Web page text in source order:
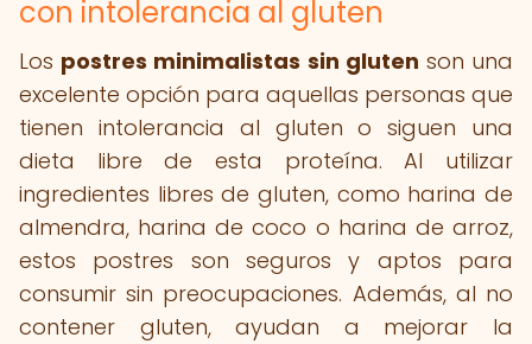
con intolerancia al gluten
Los postres minimalistas sin gluten son una
excelente opción para aquellas personas que
tienen intolerancia al gluten o siguen una
dieta libre de esta proteína. Al utilizar
ingredientes libres de gluten, como harina de
almendra, harina de coco o harina de arroz,
estos postres son seguros y aptos para
consumir sin preocupaciones. Además, al no
contener gluten, ayudan a mejorar la